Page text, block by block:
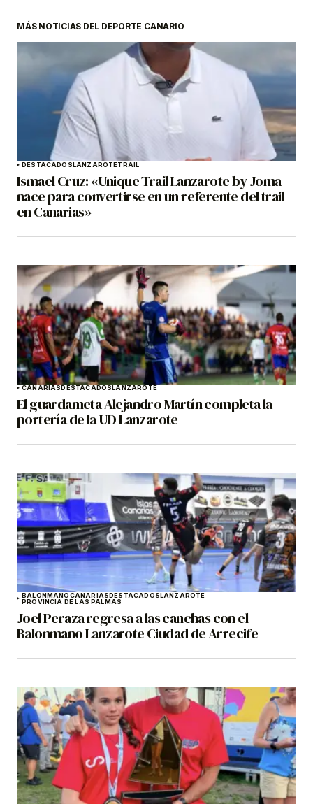
MÁS NOTICIAS DEL DEPORTE CANARIO
DESTACADOSLANZAROTETRAIL
Ismael Cruz: «Unique Trail Lanzarote by Joma
nace para convertirse en un referente del trail
en Canarias»
CANARIASDESTACADOSLANZAROTE
El guardameta Alejandro Martín completa la
portería de la UD Lanzarote
BALONMANOCANARIASDESTACADOSLANZAROTE
PROVINCIA DE LAS PALMAS
Joel Peraza regresa a las canchas con el
Balonmano Lanzarote Ciudad de Arrecife